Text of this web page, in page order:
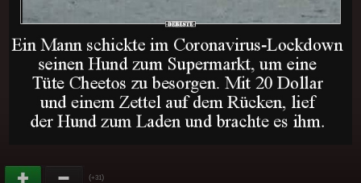
(+31)